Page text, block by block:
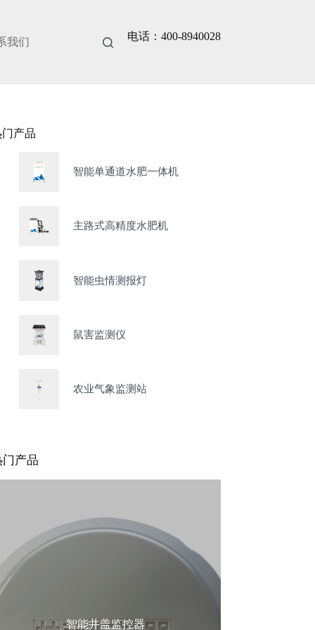
我们 电话：400-8940028
产品
智能单通道水肥一体机
主路式高精度水肥机
智能虫情测报灯
鼠害监测仪
农业气象监测站
门产品
智能井盖监控器